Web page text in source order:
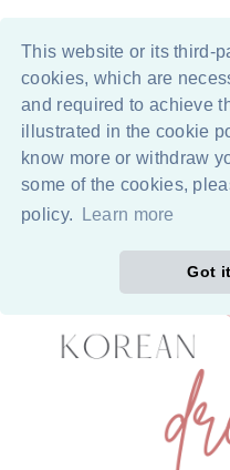
This website or its third-
cookies, which are
and required to achieve
illustrated in the cookie
know more or withdraw
some of the cookies,
policy.
Learn more
Got